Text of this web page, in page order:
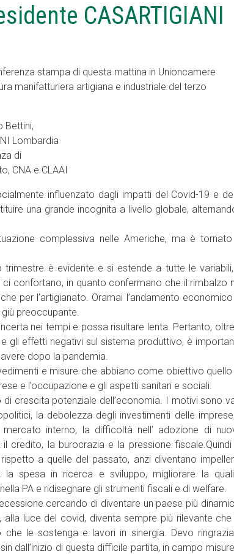
CASARTIGIANI
stampa di questa mattina in Unioncamere
manifatturiera artigiana e industriale del terzo
Bettini,
Lombardia
di
CNA e CLAAI
influenzato dagli impatti del Covid-19 e
una grande incognita a livello globale,
complessiva nelle Americhe, ma è
è evidente e si estende a tutte le
confortano, in quanto confermano che il rimbalzo
per l’artigianato. Oramai l’andamento economico
preoccupante.
nei tempi e possa risultare lenta. Pertanto,
gli effetti negativi sul sistema produttivo, è
dopo la pandemia.
e misure che abbiano come obiettivo
e l’occupazione e gli aspetti sanitari e sociali.
crescita potenziale dell’economia. I motivi sono
la debolezza degli investimenti delle
interno, la difficoltà nell’ adozione di
credito, la burocrazia e la pressione fiscale.Quindi
a quelle del passato, anzi diventano
spesa in ricerca e sviluppo, migliorare la
PA e ridisegnare gli strumenti fiscali e di welfare.
cercando di diventare un paese più
luce del covid, diventa sempre più rilevante che
le sostenga e lavori in sinergia. Devo
dall’inizio di questa difficile partita, in campo